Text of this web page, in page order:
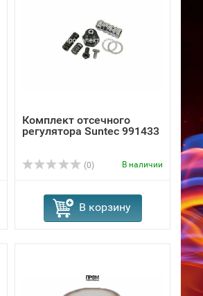
Комплект отсечного
регулятора Suntec 991433
(0) В наличии
В корзину